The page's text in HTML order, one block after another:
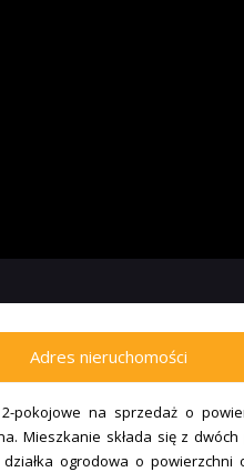
Adres nieruchomości
pokojowe na sprzedaż o
Mieszkanie składa się z
ogrodowa o powierzchni